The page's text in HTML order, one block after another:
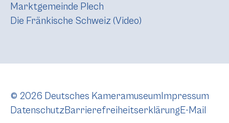
Marktgemeinde Plech
Die Fränkische Schweiz (Video)
© 2026 Deutsches KameramuseumImpressum
DatenschutzBarrierefreiheitserklärungE-Mail